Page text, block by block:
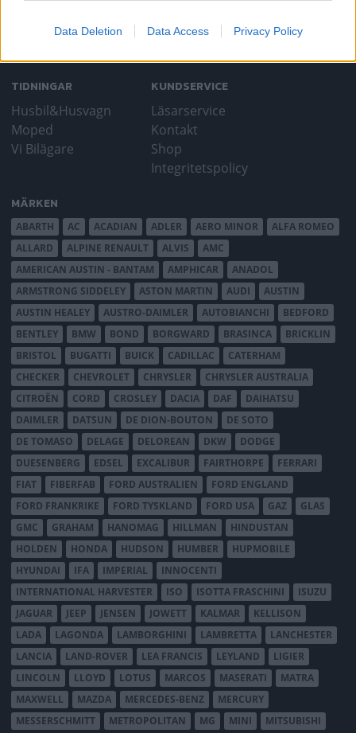
Data Deletion Data Access Privacy Policy
TIDNINGAR
Husbil&Husvagn
Moped
Vi Bilägare
KUNDSERVICE
Läsarservice
Kontakt
Shop
Integritetspolicy
MÄRKEN
ABARTH AC ACADIAN ADLER AERO MINOR
ALFA ROMEO
ALLARD
ALPINE RENAULT ALVIS
AMC
AMERICAN AUSTIN - BANTAM
AMPHICAR
ANADOL
ARMSTRONG SIDDELEY
ASTON MARTIN AUDI
AUSTIN
AUSTIN HEALEY
AUSTRO-DAIMLER AUTOBIANCHI
BEDFORD
BENTLEY
BMW BOND BORGWARD BRASINCA
BRICKLIN
BRISTOL
BUGATTI BUICK CADILLAC
CATERHAM
CHECKER
CHEVROLET CHRYSLER
CHRYSLER AUSTRALIA
CITROËN
CORD CROSLEY DACIA DAF
DAIHATSU
DAIMLER
DATSUN DE DION-BOUTON
DE SOTO
DE TOMASO
DELAGE DELOREAN DKW
DODGE
DUESENBERG
EDSEL EXCALIBUR FAIRTHORPE
FERRARI
FIAT
FIBERFAB FORD AUSTRALIEN
FORD ENGLAND
FORD FRANKRIKE
FORD TYSKLAND FORD USA GAZ
GLAS
GMC
GRAHAM HANOMAG HILLMAN
HINDUSTAN
HOLDEN
HONDA HUDSON HUMBER
HUPMOBILE
HYUNDAI
IFA IMPERIAL
INNOCENTI
INTERNATIONAL HARVESTER
ISO ISOTTA FRASCHINI
ISUZU
JAGUAR
JEEP JENSEN JOWETT KALMAR
KELLISON
LADA
LAGONDA LAMBORGHINI LAMBRETTA
LANCHESTER
LANCIA
LAND-ROVER LEA FRANCIS LEYLAND
LIGIER
LINCOLN
LLOYD LOTUS MARCOS MASERATI
MATRA
MAXWELL
MAZDA MERCEDES-BENZ
MERCURY
MESSERSCHMITT
METROPOLITAN MG MINI MITSUBISHI